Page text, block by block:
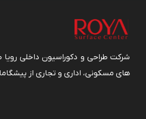
شرکت طراحی و دکوراسیون داخلی
های مسکونی، اداری و تجاری از